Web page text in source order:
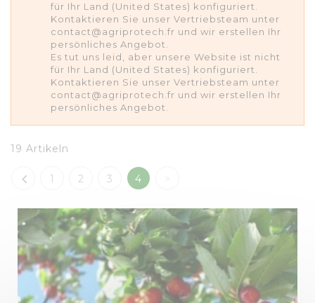
für Ihr Land (United States) konfiguriert.
Kontaktieren Sie unser Vertriebsteam unter
contact@agriprotech.fr und wir erstellen Ihr
persönliches Angebot.
Es tut uns leid, aber unsere Website ist nicht
für Ihr Land (United States) konfiguriert.
Kontaktieren Sie unser Vertriebsteam unter
contact@agriprotech.fr und wir erstellen Ihr
persönliches Angebot.
19 Artikeln
 1 2 3 4 >